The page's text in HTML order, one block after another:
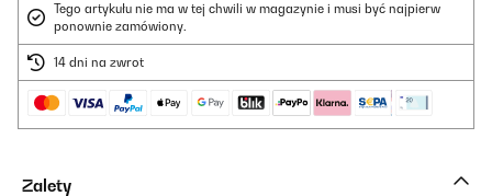
Tego artykułu nie ma w tej chwili w magazynie i musi być najpierw
ponownie zamówiony.
14 dni na zwrot
Zalety